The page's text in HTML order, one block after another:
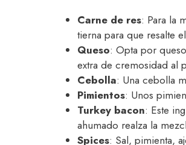
Carne de res: Para la
tierna para que resalte
Queso: Opta por
extra de cremosidad al
Cebolla: Una cebolla
Pimientos: Unos
Turkey bacon: Este
ahumado realza la
Spices: Sal, pimienta,